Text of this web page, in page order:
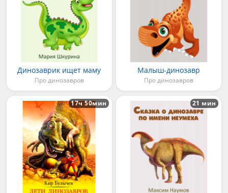
Динозаврик ищет маму
Про динозавров
Малыш-динозавр
Про динозавров
17ч 50мин 21 мин